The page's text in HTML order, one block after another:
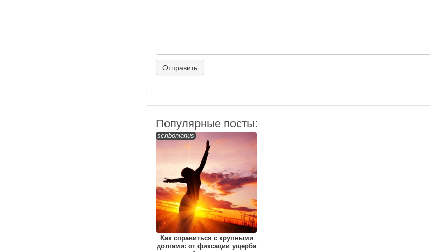
Популярные посты:
scribonianus
Как справиться с крупными
долгами: от фиксации ущерба